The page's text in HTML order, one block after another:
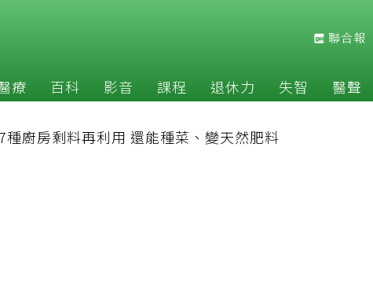
聯合報
療 百科 影音 課程 退休力 失智 醫聲
種廚房剩料再利用 還能種菜、變天然肥料